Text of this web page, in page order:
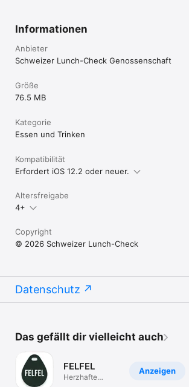
Informationen
Anbieter
Schweizer Lunch-Check Genossenschaft
Größe
76.5 MB
Kategorie
Essen und Trinken
Kompatibilität
Erfordert iOS 12.2 oder neuer.
Altersfreigabe
4+
Copyright
© 2026 Schweizer Lunch-Check
Datenschutz
Das gefällt dir vielleicht auch
Anzeigen
FELFEL
Herzhafte